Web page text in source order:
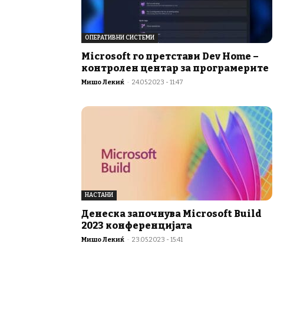
ОПЕРАТИВНИ СИСТЕМИ
Microsoft го претстави Dev Home –
контролен центар за програмерите
Мишо Лекиќ - 24.05.2023 - 11:47
НАСТАНИ
Денеска започнува Microsoft Build
2023 конференцијата
Мишо Лекиќ - 23.05.2023 - 15:41